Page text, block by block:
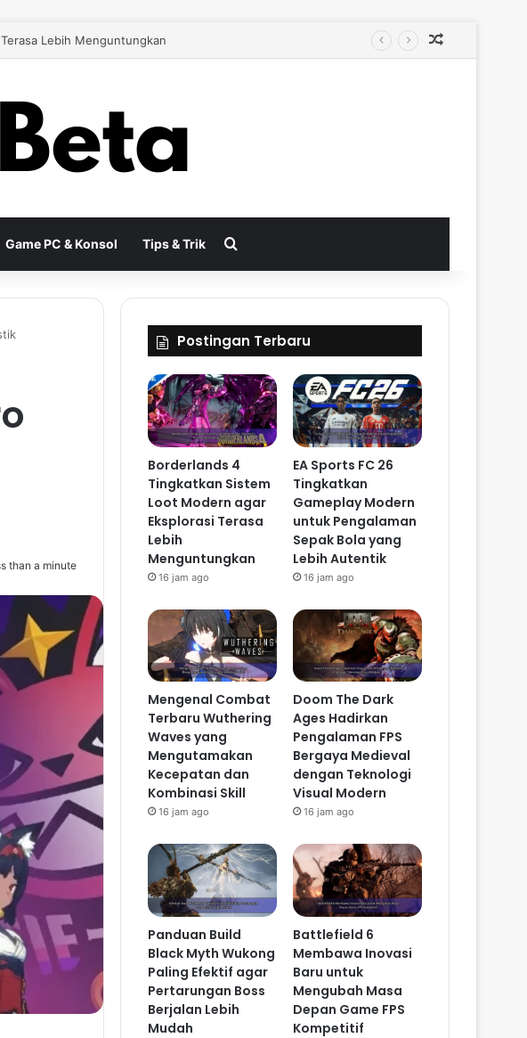
Sepak Bola yang Lebih Autentik
Game PC & Konsol Tips & Trik
than a minute
Postingan Terbaru
Borderlands 4
Tingkatkan Sistem
Loot Modern agar
Eksplorasi Terasa
Lebih
Menguntungkan
16 jam ago
EA Sports FC 26
Tingkatkan
Gameplay Modern
untuk Pengalaman
Sepak Bola yang
Lebih Autentik
16 jam ago
Mengenal Combat
Terbaru Wuthering
Waves yang
Mengutamakan
Kecepatan dan
Kombinasi Skill
16 jam ago
Doom The Dark
Ages Hadirkan
Pengalaman FPS
Bergaya Medieval
dengan Teknologi
Visual Modern
16 jam ago
Panduan Build
Black Myth Wukong
Paling Efektif agar
Pertarungan Boss
Berjalan Lebih
Mudah
Battlefield 6
Membawa Inovasi
Baru untuk
Mengubah Masa
Depan Game FPS
Kompetitif